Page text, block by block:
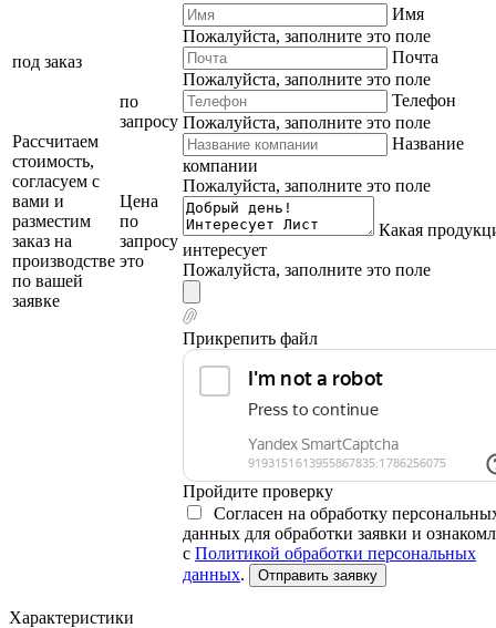
под заказ
Рассчитаем
стоимость,
согласуем с
вами и
разместим
заказ на
производстве
по вашей
заявке
по
запросу
Цена
по
запросу
это
Имя
Пожалуйста, заполните это поле
Почта
Пожалуйста, заполните это поле
Телефон
Пожалуйста, заполните это поле
Название
компании
Пожалуйста, заполните это поле
Какая
интересует
Пожалуйста, заполните это поле
Прикрепить файл
Пройдите проверку
Согласен на обработку
данных для обработки заявки и
с Политикой обработки персональных
данных. Отправить заявку
Характеристики